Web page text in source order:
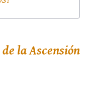
la Ascensión